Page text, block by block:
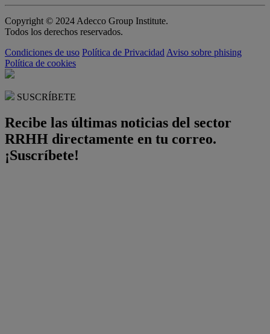
Copyright © 2024 Adecco Group Institute.
Todos los derechos reservados.
Condiciones de uso Política de Privacidad Aviso sobre phising
Política de cookies
SUSCRÍBETE
Recibe las últimas noticias del sector
RRHH directamente en tu correo.
¡Suscríbete!